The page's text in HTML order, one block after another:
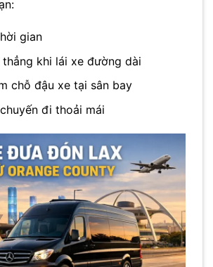
gian
thẳng khi lái xe đường dài
chỗ đậu xe tại sân bay
đi thoải mái